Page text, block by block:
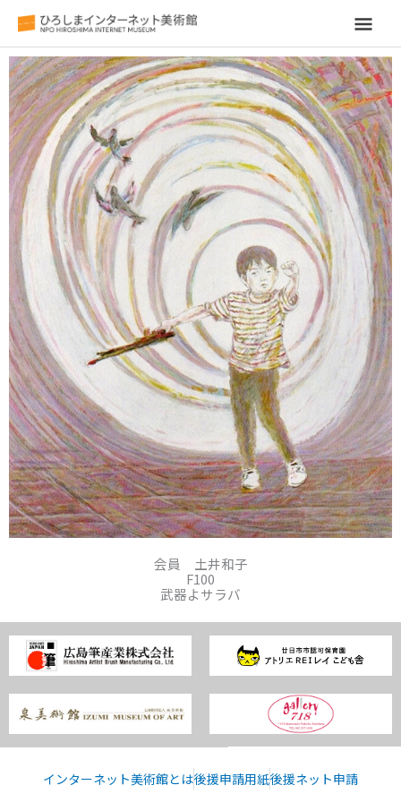
メ
イ
ン
メ
ニ
ュ
ー
会員 土井和子
F100
武器よサラバ
インターネット美術館とは後援申請用紙後援ネット申請